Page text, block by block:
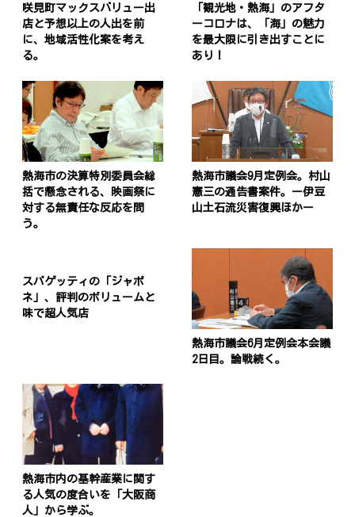
咲見町マックスバリュー出
店と予想以上の人出を前
に、地域活性化案を考え
る。
「観光地・熱海」のアフタ
ーコロナは、「海」の魅力
を最大限に引き出すことに
あり！
熱海市の決算特別委員会総
括で懸念される、映画祭に
対する無責任な反応を問
う。
熱海市議会9月定例会。村山
憲三の通告書案件。ー伊豆
山土石流災害復興ほかー
スパゲッティの「ジャポ
ネ」、評判のボリュームと
味で超人気店
熱海市議会6月定例会本会議
2日目。論戦続く。
熱海市内の基幹産業に関す
る人気の度合いを「大阪商
人」から学ぶ。